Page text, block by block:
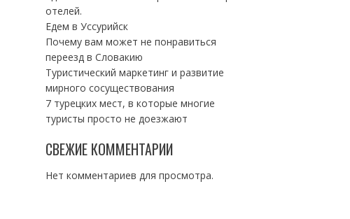
отелей.
Едем в Уссурийск
Почему вам может не понравиться
переезд в Словакию
Туристический маркетинг и развитие
мирного сосуществования
7 турецких мест, в которые многие
туристы просто не доезжают
СВЕЖИЕ КОММЕНТАРИИ
Нет комментариев для просмотра.